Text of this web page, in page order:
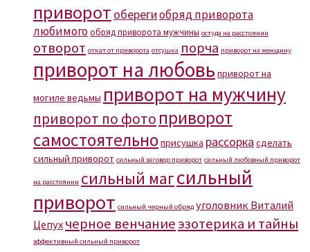
приворот оберегиобряд приворота
любимогообряд приворота мужчины остуда на расстоянии
отворот откат от приворота отсушка порча приворот на женщину
приворот на любовь приворот на
могиле ведьмы приворот на мужчину
приворот по фото приворот
самостоятельноприсушка рассорка сделать
сильный приворот сильный заговор приворот сильный любовный приворот
на расстоянии сильный магсильный
приворот сильный черный обряд уголовник Виталий
Цепух черное венчаниеэзотерика и тайны
эффективный сильный приворот